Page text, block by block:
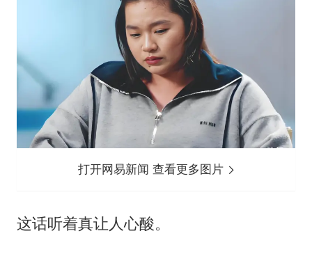
打开网易新闻 查看更多图片
这话听着真让人心酸。